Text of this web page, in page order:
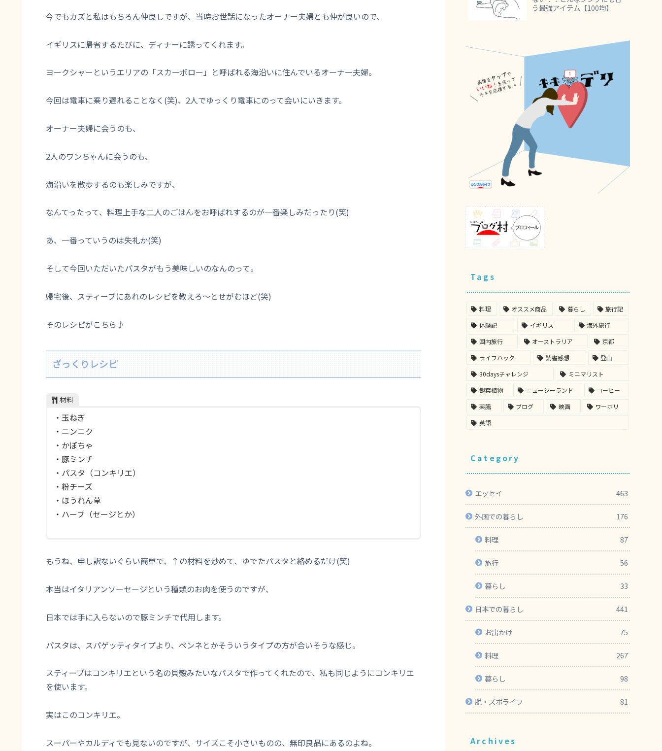
今でもカズと私はもちろん仲良しですが、当時お世話になったオーナー夫婦とも仲が良いので、
イギリスに帰省するたびに、ディナーに誘ってくれます。
ヨークシャーというエリアの「スカーボロー」と呼ばれる海沿いに住んでいるオーナー夫婦。
今回は電車に乗り遅れることなく(笑)、2人でゆっくり電車にのって会いにいきます。
オーナー夫婦に会うのも、
2人のワンちゃんに会うのも、
海沿いを散歩するのも楽しみですが、
なんてったって、料理上手な二人のごはんをお呼ばれするのが一番楽しみだったり(笑)
あ、一番っていうのは失礼か(笑)
そして今回いただいたパスタがもう美味しいのなんのって。
帰宅後、スティーブにあれのレシピを教えろ～とせがむほど(笑)
そのレシピがこちら♪
ざっくりレシピ
材料
・玉ねぎ
・ニンニク
・かぼちゃ
・豚ミンチ
・パスタ（コンキリエ）
・粉チーズ
・ほうれん草
・ハーブ（セージとか）
もうね、申し訳ないぐらい簡単で、↑の材料を炒めて、ゆでたパスタと絡めるだけ(笑)
本当はイタリアンソーセージという種類のお肉を使うのですが、
日本では手に入らないので豚ミンチで代用します。
パスタは、スパゲッティタイプより、ペンネとかそういうタイプの方が合いそうな感じ。
スティーブはコンキリエという名の貝殻みたいなパスタで作ってくれたので、私も同じようにコンキリエ
を使います。
実はこのコンキリエ。
スーパーやカルディでも見ないのですが、サイズこそ小さいものの、無印良品にあるのよね。
う最強アイテム【100均】
Tags
料理 オススメ商品 暮らし
旅行記
体験記
イギリス
海外旅行
国内旅行
オーストラリア
京都
ライフハック
読書感想
登山
30daysチャレンジ
ミニマリスト
観葉植物
ニュージーランド
コーヒー
薬膳
ブログ 映画
ワーホリ
英語
Category
エッセイ 463
外国での暮らし 176
料理 87
旅行 56
暮らし 33
日本での暮らし 441
お出かけ 75
料理 267
暮らし 98
脱・ズボライフ 81
Archives